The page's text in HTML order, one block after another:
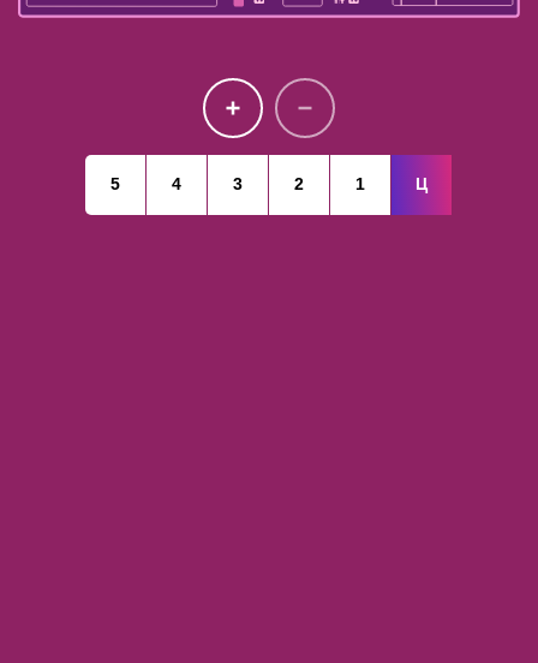
5 4 3 2 1 Ц